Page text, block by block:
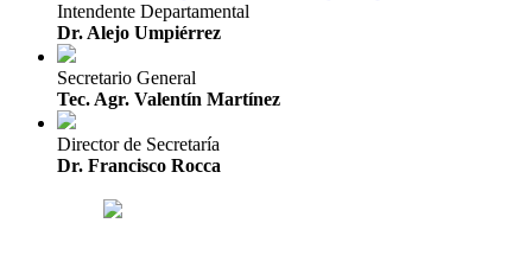
Intendente Departamental
Dr. Alejo Umpiérrez
Secretario General
Tec. Agr. Valentín Martínez
Director de Secretaría
Dr. Francisco Rocca